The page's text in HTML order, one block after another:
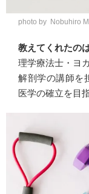
photo by Nobuhiro
教えてくれたの
理学療法士・ヨ
解剖学の講師を
医学の確立を目